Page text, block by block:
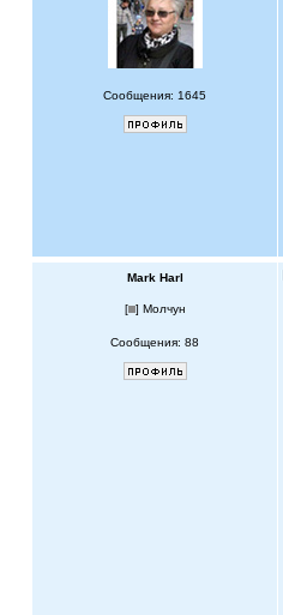
Сообщения: 1645
Mark Harl
[ ] Молчун
Сообщения: 88